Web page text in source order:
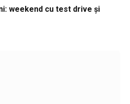
weekend cu test drive și